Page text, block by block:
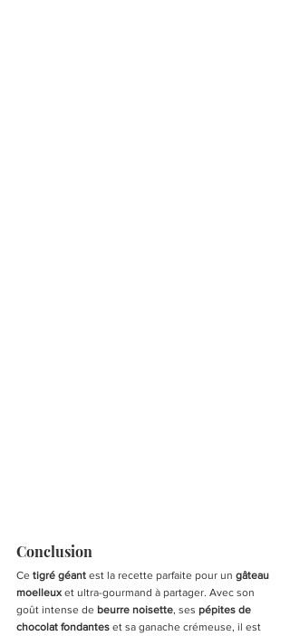
Conclusion
Ce tigré géant est la recette parfaite pour un gâteau
moelleux et ultra-gourmand à partager. Avec son
goût intense de beurre noisette , ses pépites de
chocolat fondantes et sa ganache crémeuse, il est